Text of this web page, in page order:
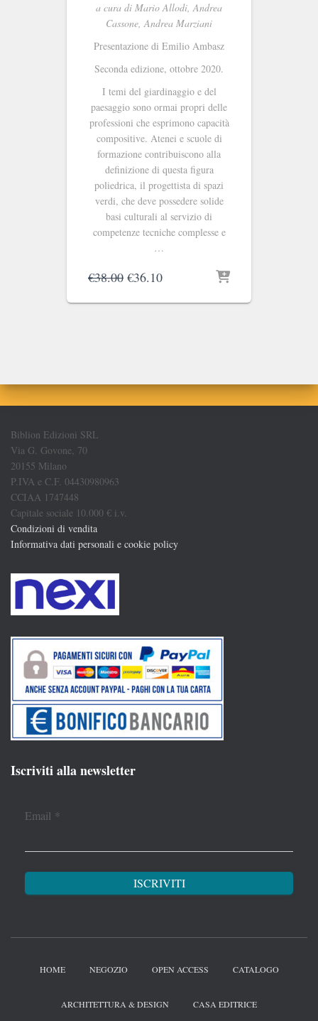
a cura di Mario Allodi, Andrea
Cassone, Andrea Marziani
Presentazione di Emilio Ambasz
Seconda edizione, ottobre 2020.
I temi del giardinaggio e del
paesaggio sono ormai propri delle
professioni che esprimono capacità
compositive. Atenei e scuole di
formazione contribuiscono alla
definizione di questa figura
poliedrica, il progettista di spazi
verdi, che deve possedere solide
basi culturali al servizio di
competenze tecniche complesse e
…
€38.00 Il
originale
€36.10Il
attuale
Biblion Edizioni SRL
Via G. Govone, 70
20155 Milano
P.IVA e C.F. 04430980963
CCIAA 1747448
Capitale sociale 10.000 € i.v.
Condizioni di vendita
Informativa dati personali e cookie policy
Iscriviti alla newsletter
Email *
HOME NEGOZIO OPEN ACCESS CATALOGO
ARCHITETTURA & DESIGN CASA EDITRICE